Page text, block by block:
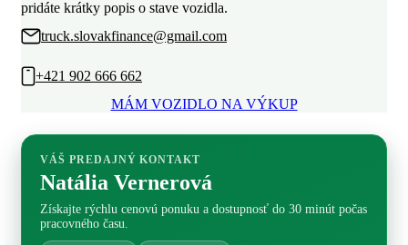
pridáte krátky popis o stave vozidla.
truck.slovakfinance@gmail.com
+421 902 666 662
MÁM VOZIDLO NA VÝKUP
VÁŠ PREDAJNÝ KONTAKT
Natália Vernerová
Získajte rýchlu cenovú ponuku a dostupnosť do 30 minút počas
pracovného času.